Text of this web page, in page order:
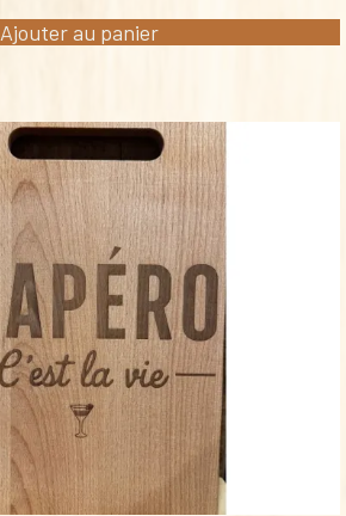
Ajouter au panier